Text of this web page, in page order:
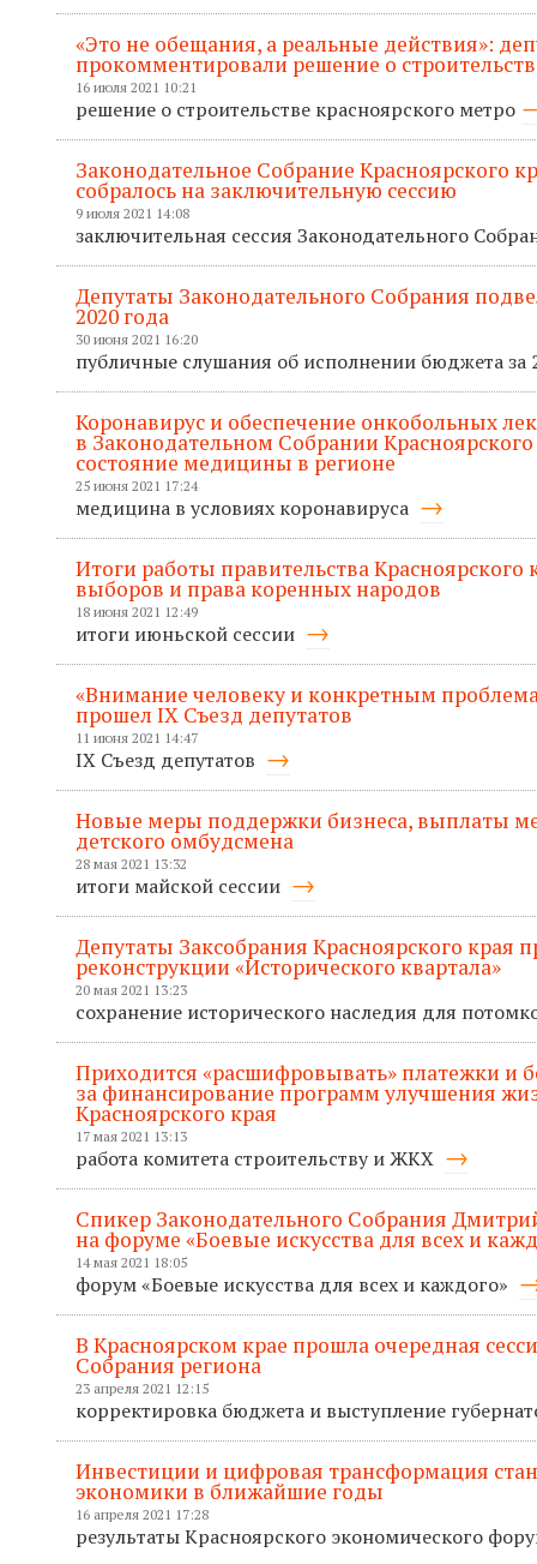
«Это не обещания, а реальные действия»:
прокомментировали решение о
16 июля 2021 10:21
решение о строительстве красноярского метро
Законодательное Собрание Красноярского
собралось на заключительную сессию
9 июля 2021 14:08
заключительная сессия Законодательного
Депутаты Законодательного Собрания
2020 года
30 июня 2021 16:20
публичные слушания об исполнении бюджета за
Коронавирус и обеспечение онкобольных
в Законодательном Собрании
состояние медицины в регионе
25 июня 2021 17:24
медицина в условиях коронавируса
Итоги работы правительства Красноярского
выборов и права коренных народов
18 июня 2021 12:49
итоги июньской сессии
«Внимание человеку и конкретным
прошел IX Съезд депутатов
11 июня 2021 14:47
IX Съезд депутатов
Новые меры поддержки бизнеса, выплаты
детского омбудсмена
28 мая 2021 13:32
итоги майской сессии
Депутаты Заксобрания Красноярского края
реконструкции «Исторического квартала»
20 мая 2021 13:23
сохранение исторического наследия для
Приходится «расшифровывать» платежки и
за финансирование программ улучшения
Красноярского края
17 мая 2021 13:13
работа комитета строительству и ЖКХ
Спикер Законодательного Собрания
на форуме «Боевые искусства для всех и
14 мая 2021 18:05
форум «Боевые искусства для всех и каждого»
В Красноярском крае прошла очередная
Собрания региона
23 апреля 2021 12:15
корректировка бюджета и выступление
Инвестиции и цифровая трансформация
экономики в ближайшие годы
16 апреля 2021 17:28
результаты Красноярского экономического